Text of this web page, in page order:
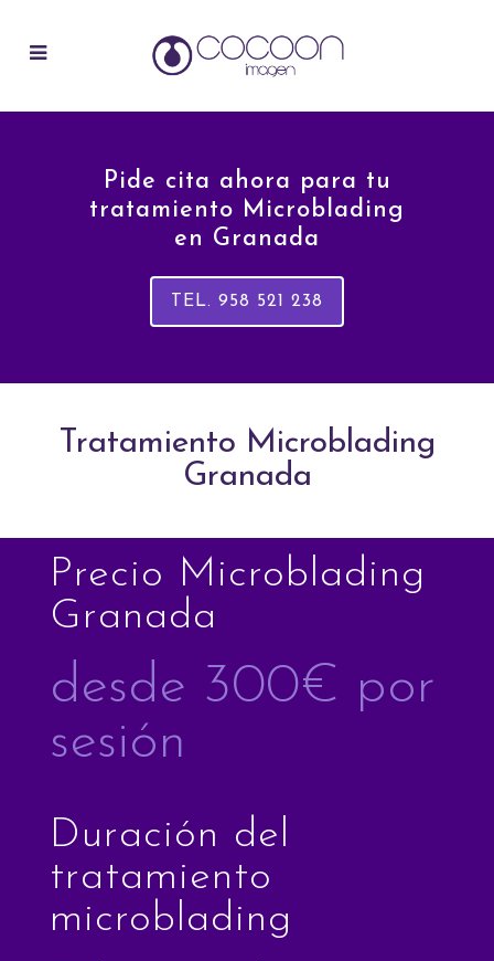
Pide cita ahora para tu
tratamiento Microblading
en Granada
TEL. 958 521 238
Tratamiento Microblading
Granada
Precio Microblading
Granada
desde 300€ por
sesión
Duración del
tratamiento
microblading